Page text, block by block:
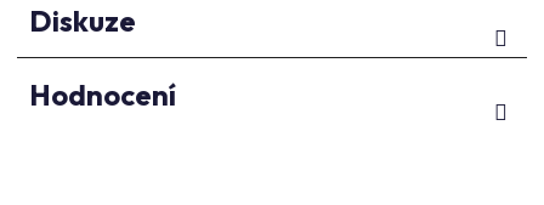
Diskuze
Hodnocení